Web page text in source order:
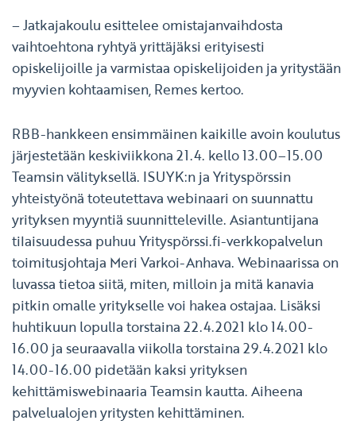
– Jatkajakoulu esittelee omistajanvaihdosta
vaihtoehtona ryhtyä yrittäjäksi erityisesti
opiskelijoille ja varmistaa opiskelijoiden ja yritystään
myyvien kohtaamisen, Remes kertoo.
RBB-hankkeen ensimmäinen kaikille avoin koulutus
järjestetään keskiviikkona 21.4. kello 13.00–15.00
Teamsin välityksellä. ISUYK:n ja Yrityspörssin
yhteistyönä toteutettava webinaari on suunnattu
yrityksen myyntiä suunnitteleville. Asiantuntijana
tilaisuudessa puhuu Yrityspörssi.fi-verkkopalvelun
toimitusjohtaja Meri Varkoi-Anhava. Webinaarissa on
luvassa tietoa siitä, miten, milloin ja mitä kanavia
pitkin omalle yritykselle voi hakea ostajaa. Lisäksi
huhtikuun lopulla torstaina 22.4.2021 klo 14.00-
16.00 ja seuraavalla viikolla torstaina 29.4.2021 klo
14.00-16.00 pidetään kaksi yrityksen
kehittämiswebinaaria Teamsin kautta. Aiheena
palvelualojen yritysten kehittäminen.